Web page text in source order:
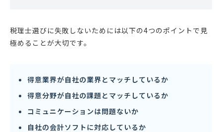
税理士選びに失敗しないためには以下の4つのポイントで見
極めることが大切です。
得意業界が自社の業界とマッチしているか
得意分野が自社の課題とマッチしているか
コミュニケーションは問題ないか
自社の会計ソフトに対応しているか